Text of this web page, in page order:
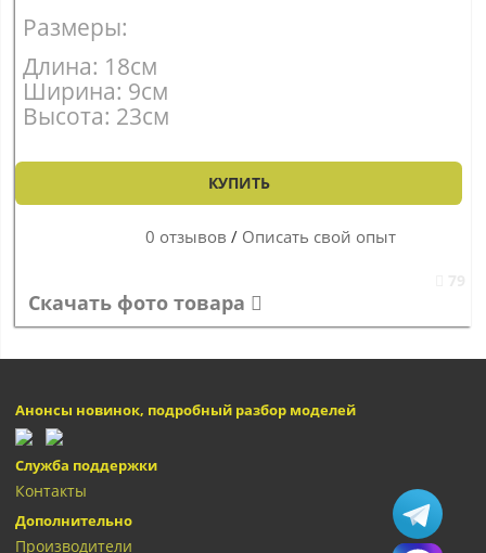
Размеры:
Длина: 18см
Ширина: 9см
Высота: 23см
КУПИТЬ
0 отзывов / Описать свой опыт
Скачать фото товара
Анонсы новинок, подробный разбор моделей
Служба поддержки
Контакты
Дополнительно
Производители